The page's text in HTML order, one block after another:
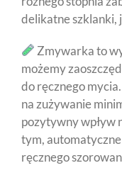
delikatne szklanki,
Zmywarka to
możemy
do ręcznego
na zużywanie
pozytywny wpływ
tym,
ręcznego